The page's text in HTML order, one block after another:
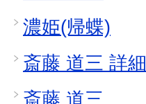
濃姫(帰蝶)
斎藤 道三 詳細
斎藤 道三